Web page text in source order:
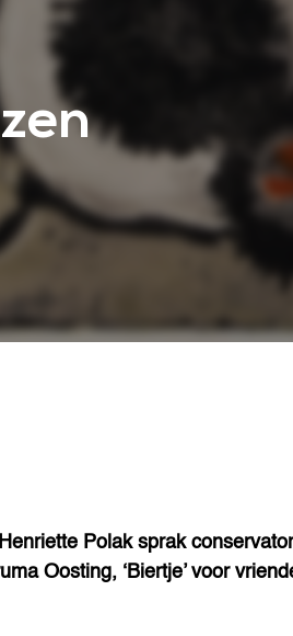
Polak sprak
Oosting, ‘Biertje’ voor